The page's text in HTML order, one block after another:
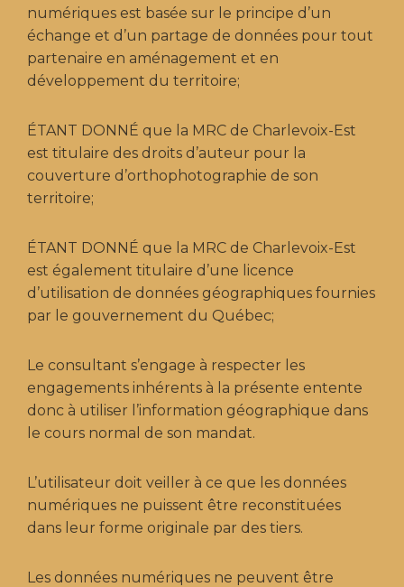
numériques est basée sur le principe d’un
échange et d’un partage de données pour tout
partenaire en aménagement et en
développement du territoire;
ÉTANT DONNÉ que la MRC de Charlevoix-Est
est titulaire des droits d’auteur pour la
couverture d’orthophotographie de son
territoire;
ÉTANT DONNÉ que la MRC de Charlevoix-Est
est également titulaire d’une licence
d’utilisation de données géographiques fournies
par le gouvernement du Québec;
Le consultant s’engage à respecter les
engagements inhérents à la présente entente
donc à utiliser l’information géographique dans
le cours normal de son mandat.
L’utilisateur doit veiller à ce que les données
numériques ne puissent être reconstituées
dans leur forme originale par des tiers.
Les données numériques ne peuvent être